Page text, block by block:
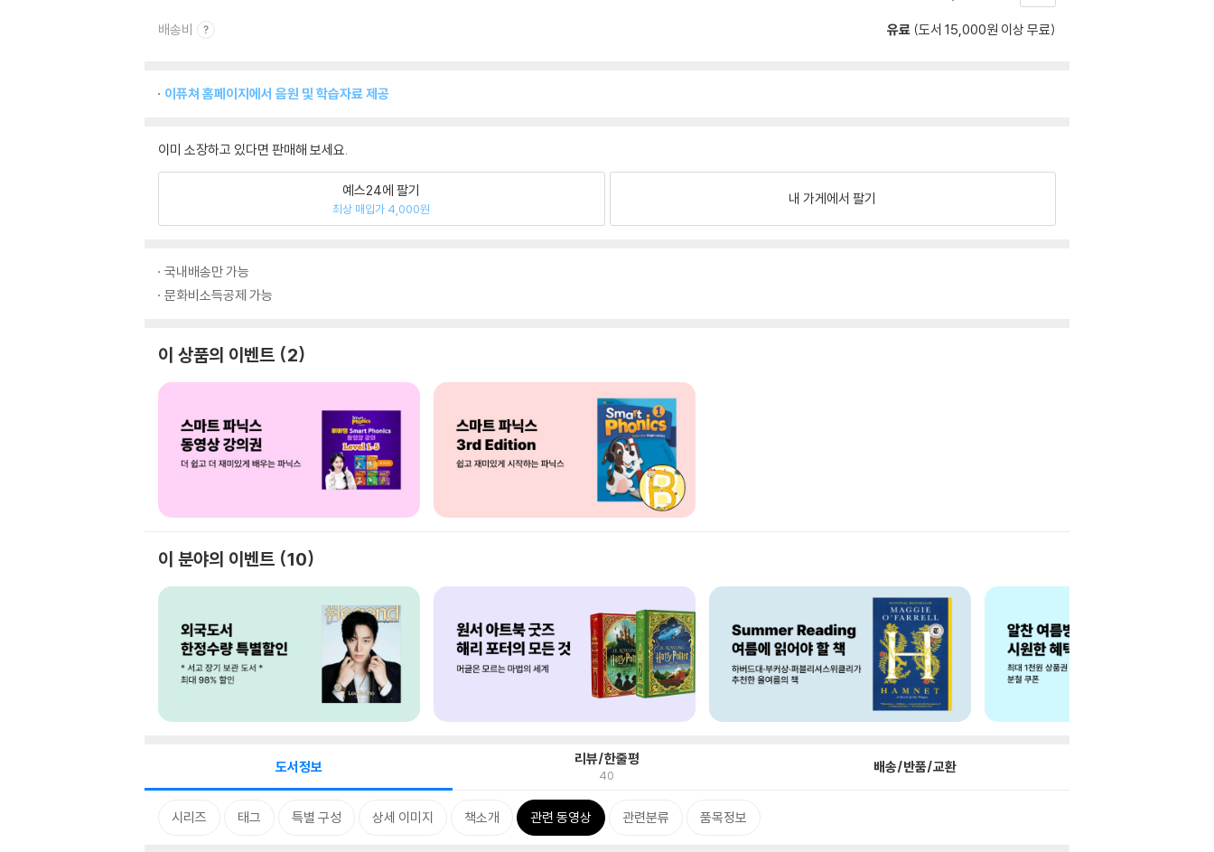
배송비 유료 (도서 15,000원 이상 무료)
이퓨쳐 홈페이지에서 음원 및 학습자료 제공
이미 소장하고 있다면 판매해 보세요.
예스24에 팔기
최상 매입가 4,000원
내 가게에서 팔기
국내배송만 가능
문화비소득공제 가능
이 상품의 이벤트 2
이 분야의 이벤트 10
도서정보 리뷰/한줄평
40 배송/반품/교환
시리즈 태그 특별 구성 상세 이미지 책소개 관련 동영상 관련분류 품목정보